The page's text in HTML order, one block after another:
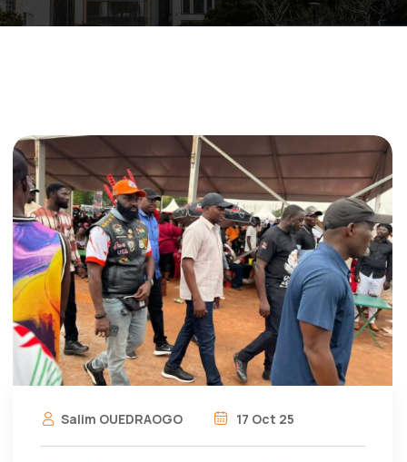
Salim OUEDRAOGO 17 Oct 25